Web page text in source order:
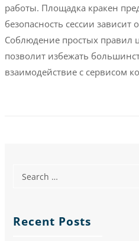
работы. Площадка кракен
безопасность сессии зависит
Соблюдение простых правил
позволит избежать
взаимодействие с сервисом
Recent Posts